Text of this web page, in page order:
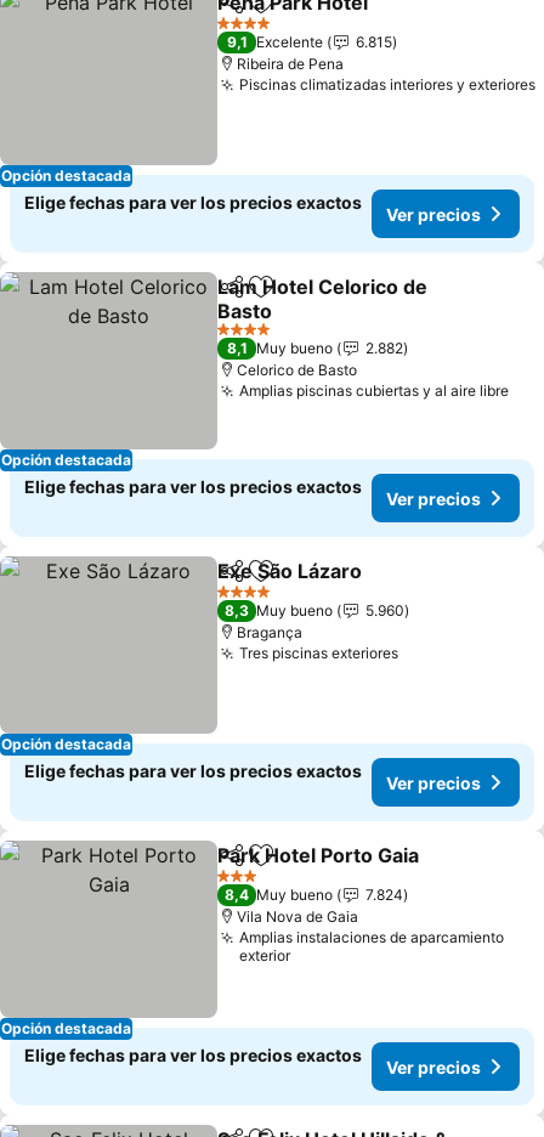
Opción destacada
CompartirAgregar a favoritos
4 Estrellas
9,1 Excelente
6.815
Ribeira de Pena
Piscinas climatizadas interiores y exteriores
Elige fechas para ver los precios exactos
Ver precios
Opción destacada
CompartirAgregar a favoritos
Lam Hotel Celorico de
Basto
4 Estrellas
8,1 Muy bueno
2.882
Celorico de Basto
Amplias piscinas cubiertas y al aire libre
Elige fechas para ver los precios exactos
Ver precios
Opción destacada
CompartirAgregar a favoritos
Exe São Lázaro
4 Estrellas
8,3 Muy bueno
5.960
Bragança
Tres piscinas exteriores
Elige fechas para ver los precios exactos
Ver precios
Opción destacada
CompartirAgregar a favoritos
Park Hotel Porto Gaia
3 Estrellas
8,4 Muy bueno
7.824
Vila Nova de Gaia
Amplias instalaciones de aparcamiento
exterior
Elige fechas para ver los precios exactos
Ver precios